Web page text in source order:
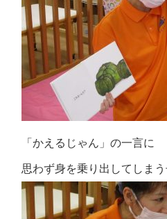
「かえるじゃん」の一言に
思わず身を乗り出してしまう